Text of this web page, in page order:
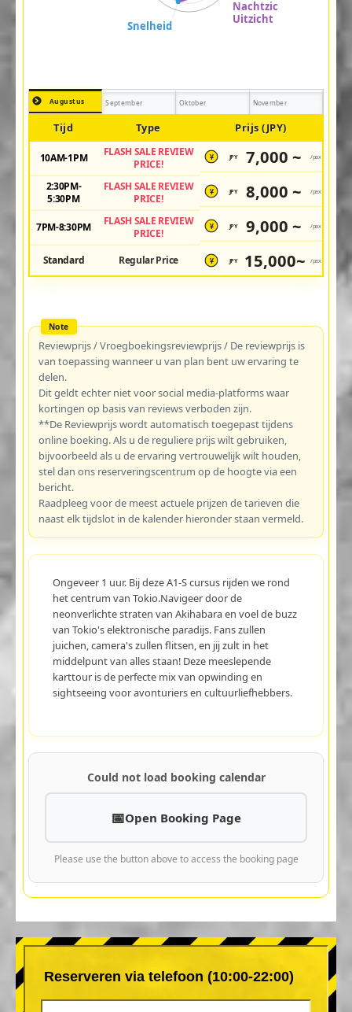
Augustus September Oktober November
Tijd Type Prijs (JPY)
10AM-1PM
FLASH SALE REVIEW
PRICE!
¥ JPY 7,000 ~ /pax
2:30PM-
5:30PM
FLASH SALE REVIEW
PRICE!
¥ JPY 8,000 ~ /pax
7PM-8:30PM
FLASH SALE REVIEW
PRICE!
¥ JPY 9,000 ~ /pax
Standard Regular Price ¥ JPY 15,000~ /pax
Reviewprijs / Vroegboekingsreviewprijs / De reviewprijs is
van toepassing wanneer u van plan bent uw ervaring te
delen.
Dit geldt echter niet voor social media-platforms waar
kortingen op basis van reviews verboden zijn.
**De Reviewprijs wordt automatisch toegepast tijdens
online boeking. Als u de reguliere prijs wilt gebruiken,
bijvoorbeeld als u de ervaring vertrouwelijk wilt houden,
stel dan ons reserveringscentrum op de hoogte via een
bericht.
Raadpleeg voor de meest actuele prijzen de tarieven die
naast elk tijdslot in de kalender hieronder staan vermeld.
Ongeveer 1 uur. Bij deze A1-S cursus rijden we rond
het centrum van Tokio.Navigeer door de
neonverlichte straten van Akihabara en voel de buzz
van Tokio's elektronische paradijs. Fans zullen
juichen, camera's zullen flitsen, en jij zult in het
middelpunt van alles staan! Deze meeslepende
karttour is de perfecte mix van opwinding en
sightseeing voor avonturiers en cultuurliefhebbers.
Could not load booking calendar
Open Booking Page
Please use the button above to access the booking page
Reserveren via telefoon (10:00-22:00)